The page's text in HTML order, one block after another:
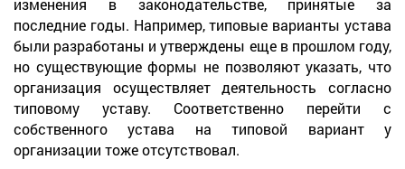
изменения в законодательстве, принятые за
последние годы. Например, типовые варианты устава
были разработаны и утверждены еще в прошлом году,
но существующие формы не позволяют указать, что
организация осуществляет деятельность согласно
типовому уставу. Соответственно перейти с
собственного устава на типовой вариант у
организации тоже отсутствовал.